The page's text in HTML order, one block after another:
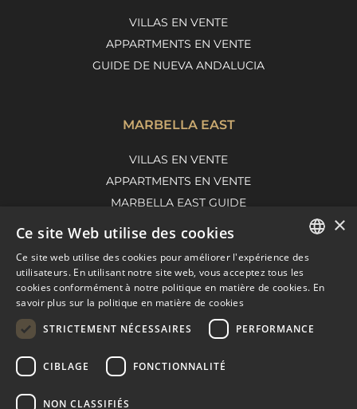
VILLAS EN VENTE
APPARTMENTS EN VENTE
GUIDE DE NUEVA ANDALUCIA
MARBELLA EAST
VILLAS EN VENTE
APPARTMENTS EN VENTE
MARBELLA EAST GUIDE
CONSEILS JURIDIQUES
SPANISH
×
Ce site Web utilise des cookies
Ce site web utilise des cookies pour améliorer l'expérience des
utilisateurs. En utilisant notre site web, vous acceptez tous les
cookies conformément à notre politique en matière de cookies. En
savoir plus sur la politique en matière de cookies
STRICTEMENT NÉCESSAIRES
PERFORMANCE
CIBLAGE FONCTIONNALITÉ
NON CLASSIFIÉS